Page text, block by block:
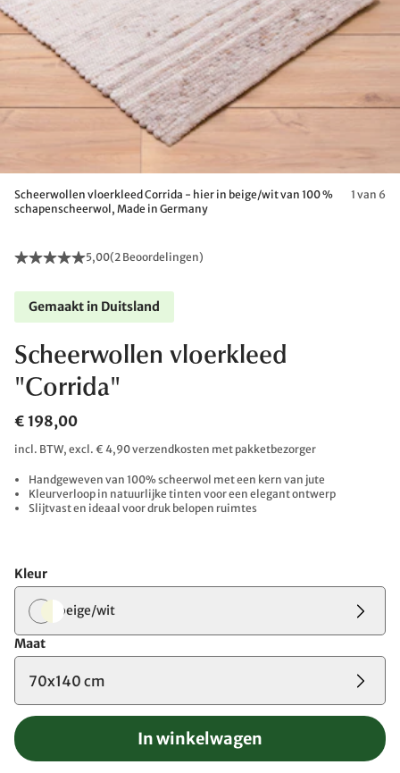
Scheerwollen vloerkleed Corrida - hier in beige/wit van 100 %
schapenscheerwol, Made in Germany
1 van 6
5,00(2 Beoordelingen)
Gemaakt in Duitsland
Scheerwollen vloerkleed
"Corrida"
€ 198,00
incl. BTW, excl. € 4,90 verzendkosten met pakketbezorger
Handgeweven van 100% scheerwol met een kern van jute
Kleurverloop in natuurlijke tinten voor een elegant ontwerp
Slijtvast en ideaal voor druk belopen ruimtes
Kleur
beige/wit
Maat
70x140 cm
In winkelwagen